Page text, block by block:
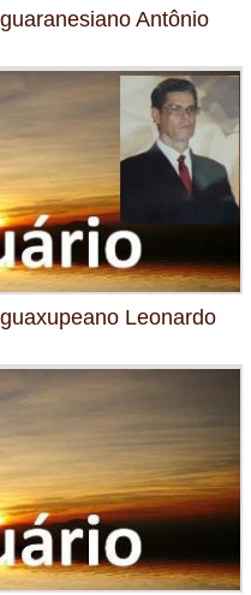
Antônio
Leonardo